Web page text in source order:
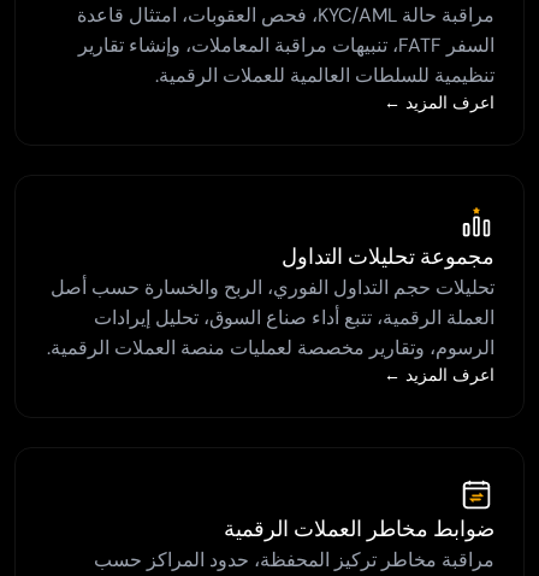
مراقبة حالة KYC/AML، فحص العقوبات، امتثال قاعدة
السفر FATF، تنبيهات مراقبة المعاملات، وإنشاء تقارير
تنظيمية للسلطات العالمية للعملات الرقمية.
اعرف المزيد ←
مجموعة تحليلات التداول
تحليلات حجم التداول الفوري، الربح والخسارة حسب أصل
العملة الرقمية، تتبع أداء صناع السوق، تحليل إيرادات
الرسوم، وتقارير مخصصة لعمليات منصة العملات الرقمية.
اعرف المزيد ←
ضوابط مخاطر العملات الرقمية
مراقبة مخاطر تركيز المحفظة، حدود المراكز حسب